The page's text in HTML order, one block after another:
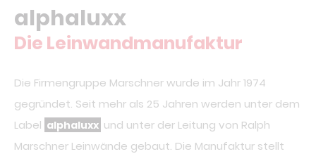
alphaluxx
Die Leinwandmanufaktur
Die Firmengruppe Marschner wurde im Jahr 1974
gegründet. Seit mehr als 25 Jahren werden unter dem
Label alphaluxx und unter der Leitung von Ralph
Marschner Leinwände gebaut. Die Manufaktur stellt